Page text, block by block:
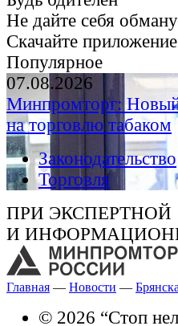
Не дайте себя
Скачайте
Популярное
07.08.2026
Минпромторг: Новый
на торговлю табаком
Законодательство
Торговля
ПРИ ЭКСПЕРТНОЙ
И
Главная — Новости —
© 2026 “Стоп